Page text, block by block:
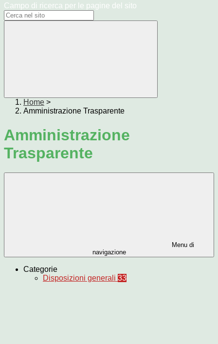
Campo di ricerca per le pagine del sito
Home >
Amministrazione Trasparente
Amministrazione
Trasparente
Menu di
navigazione
Categorie
Disposizioni generali 33